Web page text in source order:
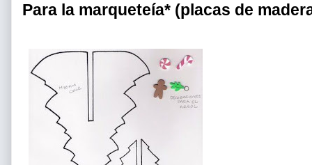
Para la marqueteía* (placas de